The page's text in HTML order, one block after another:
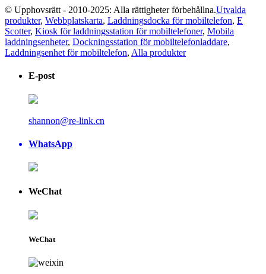
© Upphovsrätt - 2010-2025: Alla rättigheter förbehållna.Utvalda
produkter, Webbplatskarta, Laddningsdocka för mobiltelefon, E
Scotter, Kiosk för laddningsstation för mobiltelefoner, Mobila
laddningsenheter, Dockningsstation för mobiltelefonladdare,
Laddningsenhet för mobiltelefon, Alla produkter
E-post
shannon@re-link.cn
WhatsApp
WeChat
WeChat